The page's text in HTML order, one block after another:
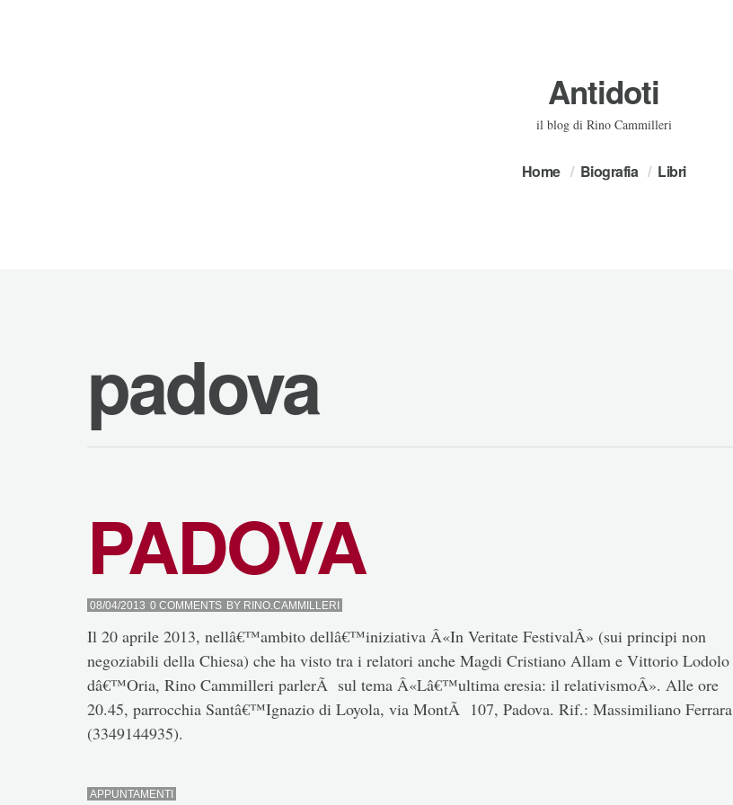
Antidoti
il blog di Rino Cammilleri
Home Biografia Libri
padova
PADOVA
08/04/2013 0 COMMENTS BY RINO.CAMMILLERI
Il 20 aprile 2013, nellâ€™ambito dellâ€™iniziativa Â«In Veritate FestivalÂ» (sui principi non
negoziabili della Chiesa) che ha visto tra i relatori anche Magdi Cristiano Allam e Vittorio Lodolo
dâ€™Oria, Rino Cammilleri parlerÃ sul tema Â«Lâ€™ultima eresia: il relativismoÂ». Alle ore
20.45, parrocchia Santâ€™Ignazio di Loyola, via MontÃ 107, Padova. Rif.: Massimiliano Ferrara
(3349144935).
APPUNTAMENTI